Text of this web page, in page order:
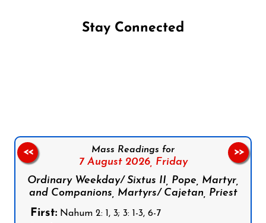
Stay Connected
Mass Readings for
7 August 2026, Friday
Ordinary Weekday/ Sixtus II, Pope, Martyr,
and Companions, Martyrs/ Cajetan, Priest
First: Nahum 2: 1, 3; 3: 1-3, 6-7
<< >>